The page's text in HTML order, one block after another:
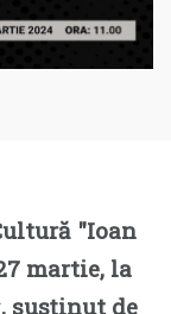
″Ioan
martie, la
susținut de